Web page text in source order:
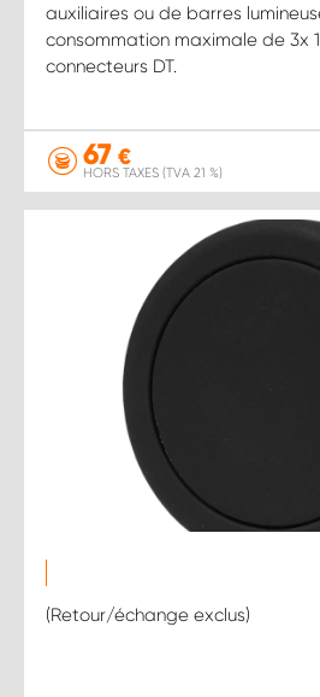
auxiliaires ou de barres
consommation maximale de 3x
connecteurs DT.
67 €
HORS TAXES (TVA 21 %)
(Retour/échange exclus)